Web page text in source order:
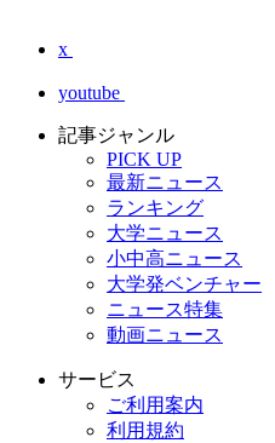
x
youtube
記事ジャンル
PICK UP
最新ニュース
ランキング
大学ニュース
小中高ニュース
大学発ベンチャー
ニュース特集
動画ニュース
サービス
ご利用案内
利用規約